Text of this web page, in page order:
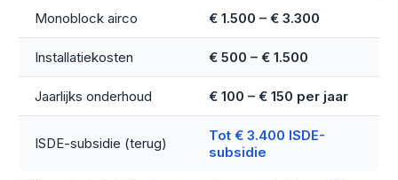
Monoblock airco € 1.500 – € 3.300
Installatiekosten € 500 – € 1.500
Jaarlijks onderhoud € 100 – € 150 per jaar
ISDE-subsidie (terug)
Tot € 3.400 ISDE-
subsidie